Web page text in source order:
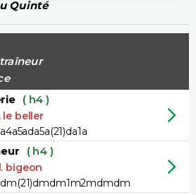
Quinté
( h4 )
le beller
( h4 )
bigeon